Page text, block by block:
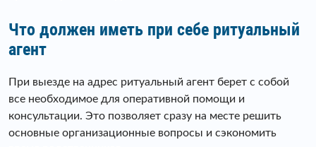
Что должен иметь при себе ритуальный
агент
При выезде на адрес ритуальный агент берет с собой
все необходимое для оперативной помощи и
консультации. Это позволяет сразу на месте решить
основные организационные вопросы и сэкономить